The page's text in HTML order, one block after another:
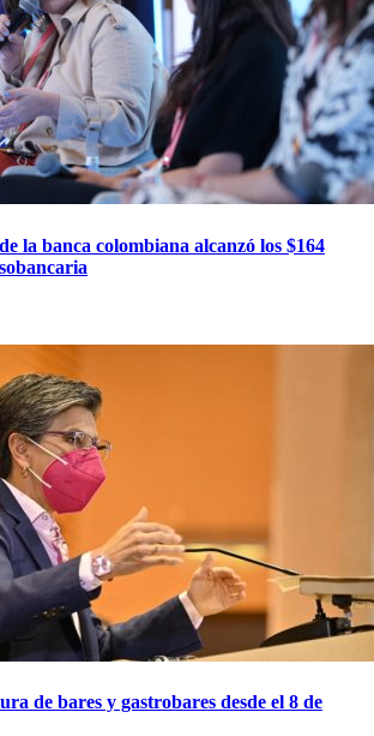
la banca colombiana alcanzó los $164
de bares y gastrobares desde el 8 de